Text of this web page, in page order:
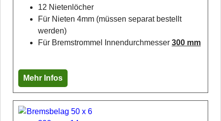
12 Nietenlöcher
Für Nieten 4mm (müssen separat bestellt
werden)
Für Bremstrommel Innendurchmesser 300 mm
Mehr Infos